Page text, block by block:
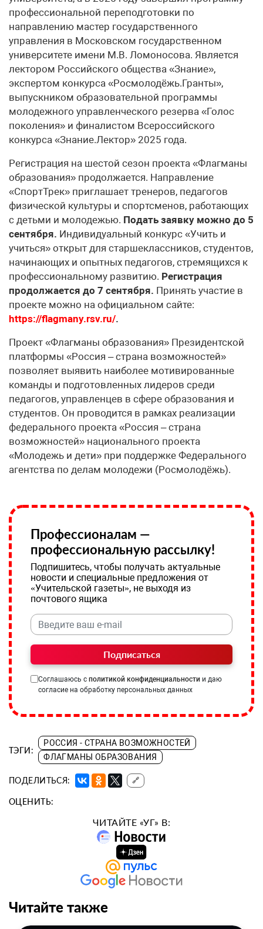
профессиональной переподготовки по
направлению мастер государственного
управления в Московском государственном
университете имени М.В. Ломоносова. Является
лектором Российского общества «Знание»,
экспертом конкурса «Росмолодёжь.Гранты»,
выпускником образовательной программы
молодежного управленческого резерва «Голос
поколения» и финалистом Всероссийского
конкурса «Знание.Лектор» 2025 года.
Регистрация на шестой сезон проекта «Флагманы
образования» продолжается. Направление
«СпортТрек» приглашает тренеров, педагогов
физической культуры и спортсменов, работающих
с детьми и молодежью. Подать заявку можно до 5
сентября. Индивидуальный конкурс «Учить и
учиться» открыт для старшеклассников, студентов,
начинающих и опытных педагогов, стремящихся к
профессиональному развитию. Регистрация
продолжается до 7 сентября. Принять участие в
проекте можно на официальном сайте:
https://flagmany.rsv.ru/.
Проект «Флагманы образования» Президентской
платформы «Россия – страна возможностей»
позволяет выявить наиболее мотивированные
команды и подготовленных лидеров среди
педагогов, управленцев в сфере образования и
студентов. Он проводится в рамках реализации
федерального проекта «Россия – страна
возможностей» национального проекта
«Молодежь и дети» при поддержке Федерального
агентства по делам молодежи (Росмолодёжь).
Профессионалам —
профессиональную рассылку!
Подпишитесь, чтобы получать актуальные
новости и специальные предложения от
«Учительской газеты», не выходя из
почтового ящика
Подписаться
Соглашаюсь с политикой конфиденциальности и даю
согласие на обработку персональных данных
ТЭГИ:
РОССИЯ - СТРАНА ВОЗМОЖНОСТЕЙ
ФЛАГМАНЫ ОБРАЗОВАНИЯ
ПОДЕЛИТЬСЯ: 🔗
ОЦЕНИТЬ:
ЧИТАЙТЕ «УГ» В:
Читайте также